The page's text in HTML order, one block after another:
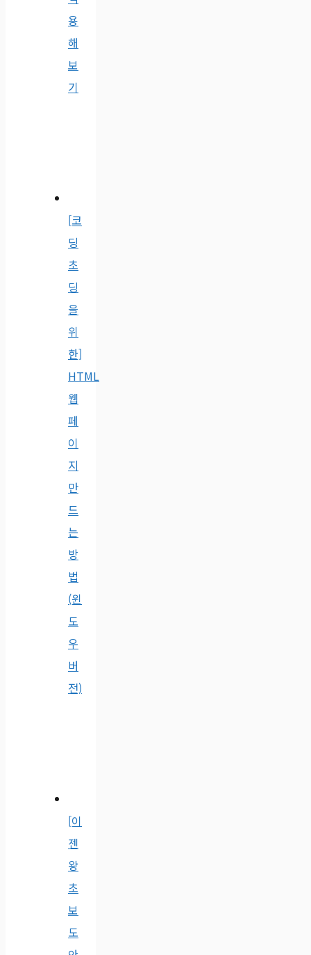
용
해
보
기
[코
딩
초
딩
을
위
한]
HTML
웹
페
이
지
만
드
는
방
법
(윈
도
우
버
전)
[이
젠
왕
초
보
도